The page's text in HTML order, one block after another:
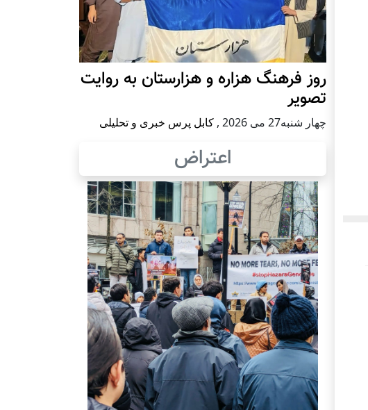
روز فرهنگ هزاره و هزارستان به روایت
تصویر
چهار شنبه27 می 2026 , کابل پرس خبری و تحلیلی
اعتراض